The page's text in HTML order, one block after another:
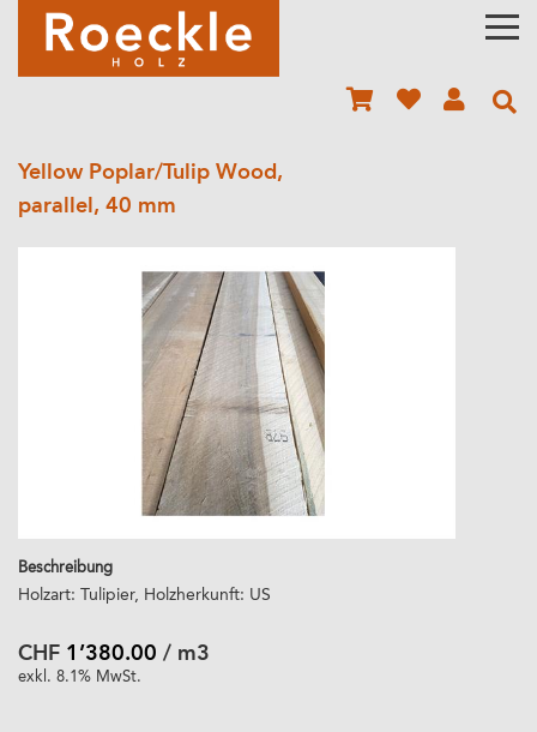
Yellow Poplar/Tulip Wood,
parallel, 40 mm
Beschreibung
Holzart: Tulipier, Holzherkunft: US
CHF 1’380.00 / m3
exkl. 8.1% MwSt.